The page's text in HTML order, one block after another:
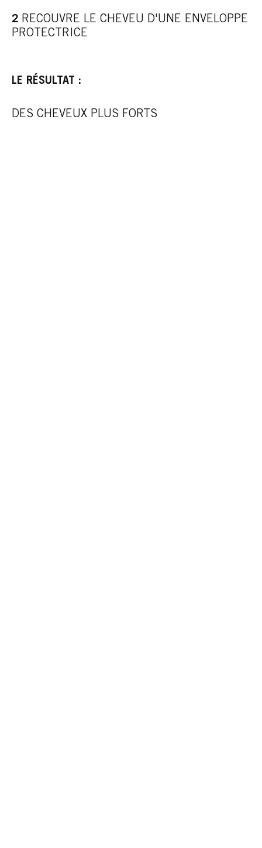
2 RECOUVRE LE CHEVEU D'UNE ENVELOPPE
PROTECTRICE
LE RÉSULTAT :
DES CHEVEUX PLUS FORTS